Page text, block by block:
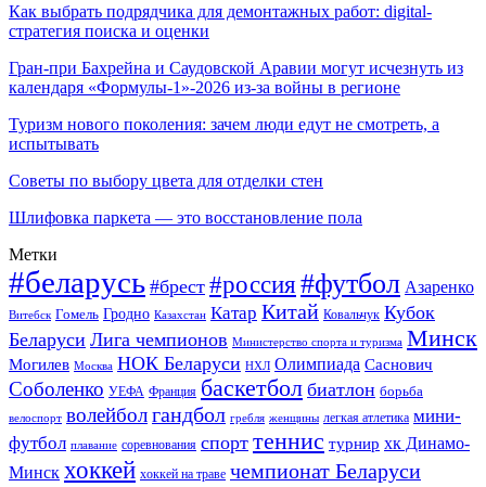
Как выбрать подрядчика для демонтажных работ: digital-
стратегия поиска и оценки
Гран-при Бахрейна и Саудовской Аравии могут исчезнуть из
календаря «Формулы-1»-2026 из-за войны в регионе
Туризм нового поколения: зачем люди едут не смотреть, а
испытывать
Советы по выбору цвета для отделки стен
Шлифовка паркета — это восстановление пола
Метки
#беларусь #брест #россия#футбол Азаренко
Витебск Гомель Гродно Казахстан Катар Китай Ковальчук Кубок
Беларуси Лига чемпионов Министерство спорта и туризма Минск
Могилев Москва НОК Беларуси НХЛ Олимпиада Саснович
Соболенко УЕФА Франция баскетбол биатлон борьба
велоспорт волейболгандбол гребля женщины легкая атлетика мини-
футбол плавание соревнования спорт теннис турнир хк Динамо-
Минск хоккей хоккей на траве чемпионат Беларуси